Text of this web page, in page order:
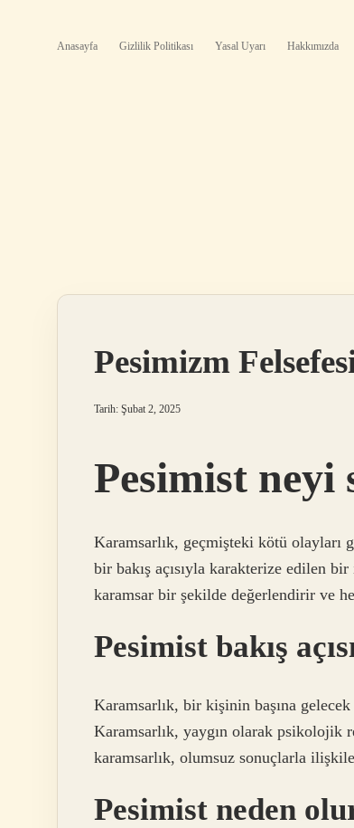
Anasayfa Gizlilik Politikası Yasal Uyarı Hakkımızda
Pesimizm
Tarih: Şubat 2, 2025
Pesimist neyi
Karamsarlık, geçmişteki kötü olayları
bir bakış açısıyla karakterize edilen
karamsar bir şekilde değerlendirir ve
Pesimist bakış
Karamsarlık, bir kişinin başına
Karamsarlık, yaygın olarak psikolojik
karamsarlık, olumsuz sonuçlarla
Pesimist neden